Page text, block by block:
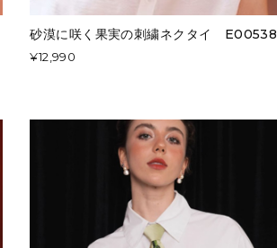
砂漠に咲く果実の刺繍ネクタイ E00538
¥12,990